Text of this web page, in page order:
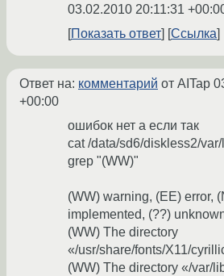
03.02.2010 20:11:31
Показать ответ
Ссылка
Ответ на: комментарий от AITap
+00:00
ошибок нет а если так
cat /data/sd6/diskless2/var/
grep "(WW)"
(WW) warning, (EE) error,
implemented, (??)
(WW) The directory
«/usr/share/fonts/X11/
(WW) The directory «/var/